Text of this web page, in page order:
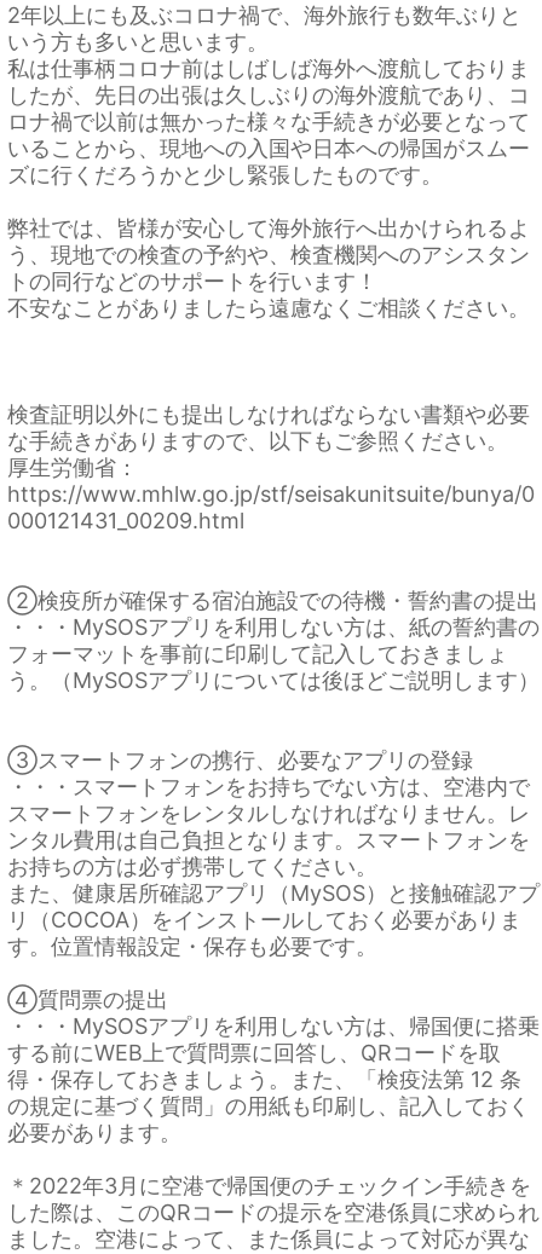
2年以上にも及ぶコロナ禍で、海外旅行も数年ぶりと
いう方も多いと思います。
私は仕事柄コロナ前はしばしば海外へ渡航しておりま
したが、先日の出張は久しぶりの海外渡航であり、コ
ロナ禍で以前は無かった様々な手続きが必要となって
いることから、現地への入国や日本への帰国がスムー
ズに行くだろうかと少し緊張したものです。
弊社では、皆様が安心して海外旅行へ出かけられるよ
う、現地での検査の予約や、検査機関へのアシスタン
トの同行などのサポートを行います！
不安なことがありましたら遠慮なくご相談ください。
検査証明以外にも提出しなければならない書類や必要
な手続きがありますので、以下もご参照ください。
厚生労働省：
https://www.mhlw.go.jp/stf/seisakunitsuite/bunya/0
000121431_00209.html
②検疫所が確保する宿泊施設での待機・誓約書の提出
・・・MySOSアプリを利用しない方は、紙の誓約書の
フォーマットを事前に印刷して記入しておきましょ
う。（MySOSアプリについては後ほどご説明します）
③スマートフォンの携行、必要なアプリの登録
・・・スマートフォンをお持ちでない方は、空港内で
スマートフォンをレンタルしなければなりません。レ
ンタル費用は自己負担となります。スマートフォンを
お持ちの方は必ず携帯してください。
また、健康居所確認アプリ（MySOS）と接触確認アプ
リ（COCOA）をインストールしておく必要がありま
す。位置情報設定・保存も必要です。
④質問票の提出
・・・MySOSアプリを利用しない方は、帰国便に搭乗
する前にWEB上で質問票に回答し、QRコードを取
得・保存しておきましょう。また、「検疫法第 12 条
の規定に基づく質問」の用紙も印刷し、記入しておく
必要があります。
＊2022年3月に空港で帰国便のチェックイン手続きを
した際は、このQRコードの提示を空港係員に求められ
ました。空港によって、また係員によって対応が異な